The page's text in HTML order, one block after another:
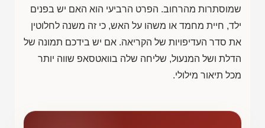
שמוסתרות מהרחוב. הפרט הרביעי הוא האם יש בפנים
ילד, חיית מחמד או משהו על האש, כי זה משנה לחלוטין
את סדר העדיפויות של הקריאה. אם יש בידכם תמונה של
הדלת ושל המנעול, שליחה שלה בוואטסאפ שווה יותר
מכל תיאור מילולי.